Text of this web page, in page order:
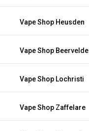
Vape Shop Heusden
Vape Shop Beervelde
Vape Shop Lochristi
Vape Shop Zaffelare